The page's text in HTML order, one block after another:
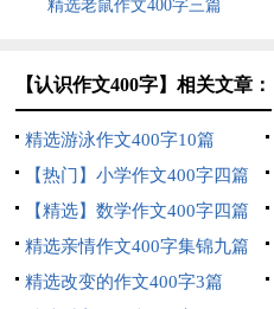
精选老鼠作文400字三篇
【认识作文400字】相关文章：
精选游泳作文400字10篇
【热门】小学作文400字四篇
【精选】数学作文400字四篇
精选亲情作文400字集锦九篇
精选改变的作文400字3篇